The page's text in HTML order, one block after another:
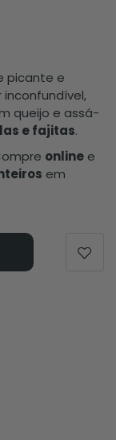
picante e
queijo e assá-
e fajitas.
online e
em